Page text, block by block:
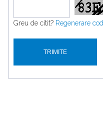
Greu de citit? Regenerare cod